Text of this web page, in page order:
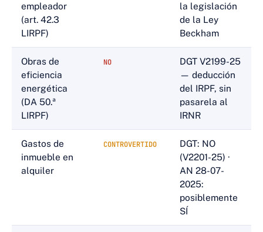
empleador
(art. 42.3
LIRPF)
la legislación
de la Ley
Beckham
Obras de
eficiencia
energética
(DA 50.ª
LIRPF)
NO
DGT V2199-25
— deducción
del IRPF, sin
pasarela al
IRNR
Gastos de
inmueble en
alquiler
CONTROVERTIDO
DGT: NO
(V2201-25) ·
AN 28-07-
2025:
posiblemente
SÍ